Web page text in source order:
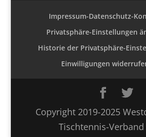
Impressum-Datenschutz-
Privatsphäre-Einstellungen
Historie der Privatsphäre-
Einwilligungen
Copyright 2019-2025
Tischtennis-Verband